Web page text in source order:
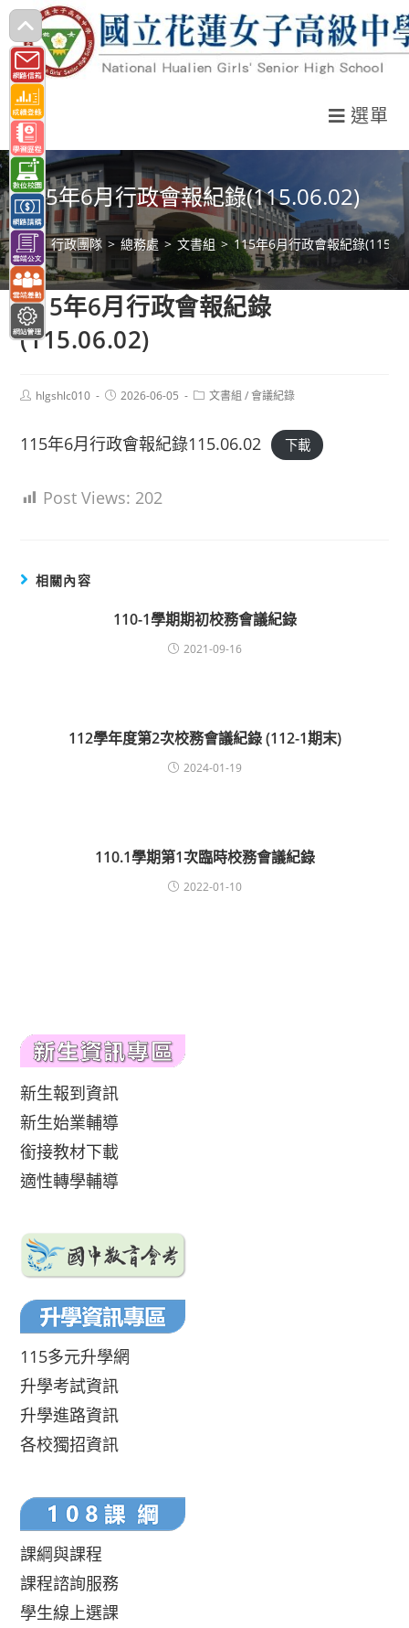
跳
轉
至
主
要
內
容
選單
115年6月行政會報紀錄(115.06.02)
> 行政團隊 > 總務處 > 文書組 > 115年6月行政會報紀錄
115年6月行政會報紀錄
(115.06.02)
Posthlgshlc010
Post2026-06-05
Post文書組 / 會議紀錄
115年6月行政會報紀錄115.06.02 下載
Post Views: 202
相關內容
110-1學期期初校務會議紀錄
2021-09-16
112學年度第2次校務會議紀錄 (112-1期末)
2024-01-19
110.1學期第1次臨時校務會議紀錄
2022-01-10
新生報到資訊
新生始業輔導
銜接教材下載
適性轉學輔導
115多元升學網
升學考試資訊
升學進路資訊
各校獨招資訊
課綱與課程
課程諮詢服務
學生線上選課